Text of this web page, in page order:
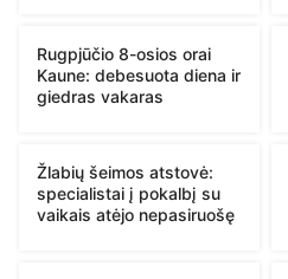
Rugpjūčio 8-osios orai
Kaune: debesuota diena ir
giedras vakaras
Žlabių šeimos atstovė:
specialistai į pokalbį su
vaikais atėjo nepasiruošę